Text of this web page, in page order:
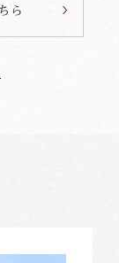
ら